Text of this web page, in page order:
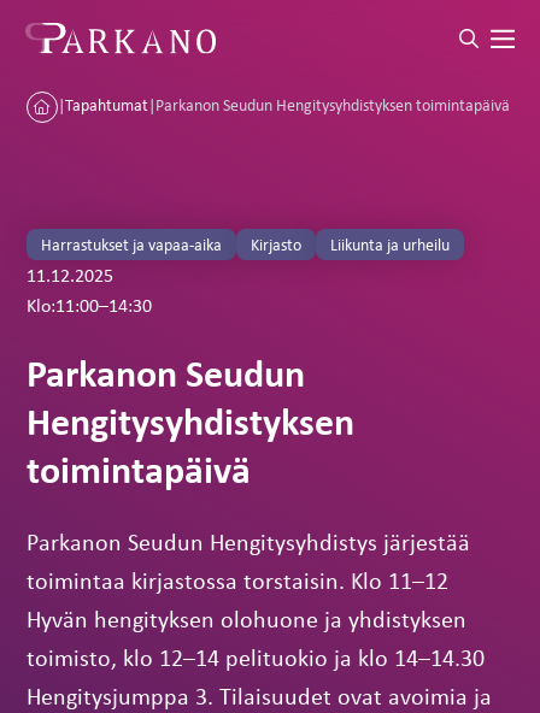
|Tapahtumat|Parkanon Seudun Hengitysyhdistyksen toimintapäivä
Harrastukset ja vapaa-aika Kirjasto Liikunta ja urheilu
11.12.2025
Klo:11:00–14:30
Parkanon Seudun
Hengitysyhdistyksen
toimintapäivä
Parkanon Seudun Hengitysyhdistys järjestää
toimintaa kirjastossa torstaisin. Klo 11–12
Hyvän hengityksen olohuone ja yhdistyksen
toimisto, klo 12–14 pelituokio ja klo 14–14.30
Hengitysjumppa 3. Tilaisuudet ovat avoimia ja